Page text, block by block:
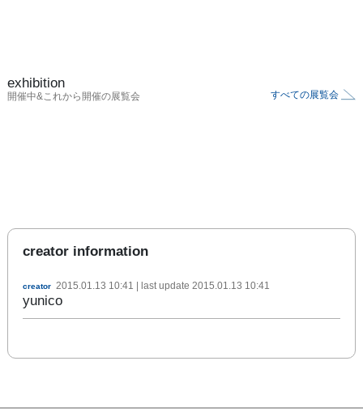
exhibition
開催中&これから開催の展覧会 すべての展覧会
creator information
creator 2015.01.13 10:41 | last update 2015.01.13 10:41
yunico